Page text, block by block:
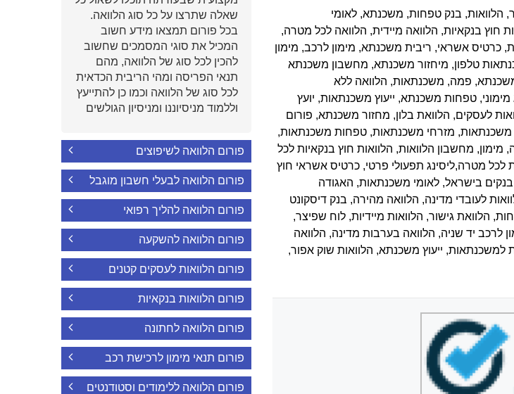
הלוואות, בנק טפחות, משכנתא, לאומי
חוץ בנקאיות, הלוואה מיידית, הלוואה לכל מטרה,
כרטיס אשראי, ריבית משכנתא, מימון לרכב, מימון
טלפון, מיחזור משכנתא, מחשבון משכנתא
משכנתא, פמה, משכנתאות, הלוואה ללא
טפחות משכנתא, ייעוץ משכנתאות, יועץ
לעסקים, הלוואת בלון, מחזור משכנתא, פורום
מזרחי משכנתאות, טפחות משכנתאות,
מחשבון הלוואות, הלוואות חוץ בנקאיות לכל
לכל מטרה,ליסינג תפעולי פרטי, כרטיס אשראי חוץ
בישראל, לאומי משכנתאות, האגודה
לעובדי מדינה, הלוואה מהירה, בנק דיסקונט
הלוואת גישור, הלוואות מיידיות, לוח שפיצר,
לרכב יד שניה, הלוואה בערבות מדינה, הלוואה
ייעוץ משכנתא, הלוואות שוק אפור,
שאלה שתרצו על כל סוג הלוואה.
בכל פורום תמצאו מידע חשוב
המכיל את סוגי המסמכים שחשוב
להכין לכל סוג של הלוואה, מהם
תנאי הפריסה ומהי הריבית הכדאית
לכל סוג של הלוואה וכמו כן להתייעץ
וללמוד מניסיוננו ומניסיון הגולשים
פורום הלוואה לשיפוצים
פורום הלוואה לבעלי חשבון מוגבל
פורום הלוואה להליך רפואי
פורום הלוואה להשקעה
פורום הלוואות לעסקים קטנים
פורום הלוואות בנקאיות
פורום הלוואה לחתונה
פורום תנאי מימון לרכישת רכב
פורום הלוואה ללימודים וסטודנטים